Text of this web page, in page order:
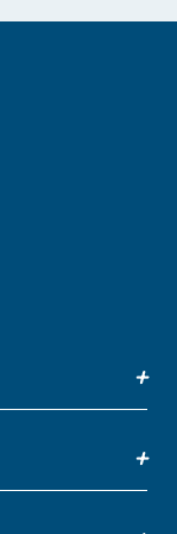
+
+